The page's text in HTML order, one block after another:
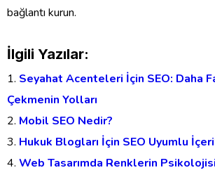
bağlantı kurun.
İlgili Yazılar:
Seyahat Acenteleri İçin SEO: Daha
Çekmenin Yolları
Mobil SEO Nedir?
Hukuk Blogları İçin SEO Uyumlu
Web Tasarımda Renklerin Psikolojisi